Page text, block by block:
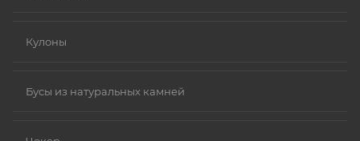
Кулоны
Бусы из натуральных камней